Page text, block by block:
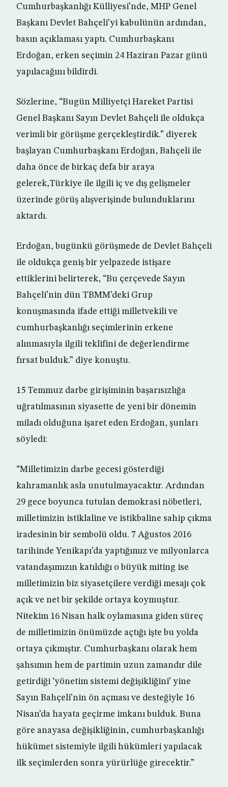
Cumhurbaşkanlığı Külliyesi’nde, MHP Genel
Başkanı Devlet Bahçeli’yi kabulünün ardından,
basın açıklaması yaptı. Cumhurbaşkanı
Erdoğan, erken seçimin 24 Haziran Pazar günü
yapılacağını bildirdi.
Sözlerine, “Bugün Milliyetçi Hareket Partisi
Genel Başkanı Sayın Devlet Bahçeli ile oldukça
verimli bir görüşme gerçekleştirdik.” diyerek
başlayan Cumhurbaşkanı Erdoğan, Bahçeli ile
daha önce de birkaç defa bir araya
gelerek,Türkiye ile ilgili iç ve dış gelişmeler
üzerinde görüş alışverişinde bulunduklarını
aktardı.
Erdoğan, bugünkü görüşmede de Devlet Bahçeli
ile oldukça geniş bir yelpazede istişare
ettiklerini belirterek, “Bu çerçevede Sayın
Bahçeli’nin dün TBMM’deki Grup
konuşmasında ifade ettiği milletvekili ve
cumhurbaşkanlığı seçimlerinin erkene
alınmasıyla ilgili teklifini de değerlendirme
fırsat bulduk.” diye konuştu.
15 Temmuz darbe girişiminin başarısızlığa
uğratılmasının siyasette de yeni bir dönemin
miladı olduğuna işaret eden Erdoğan, şunları
söyledi:
“Milletimizin darbe gecesi gösterdiği
kahramanlık asla unutulmayacaktır. Ardından
29 gece boyunca tutulan demokrasi nöbetleri,
milletimizin istiklaline ve istikbaline sahip çıkma
iradesinin bir sembolü oldu. 7 Ağustos 2016
tarihinde Yenikapı’da yaptığımız ve milyonlarca
vatandaşımızın katıldığı o büyük miting ise
milletimizin biz siyasetçilere verdiği mesajı çok
açık ve net bir şekilde ortaya koymuştur.
Nitekim 16 Nisan halk oylamasına giden süreç
de milletimizin önümüzde açtığı işte bu yolda
ortaya çıkmıştır. Cumhurbaşkanı olarak hem
şahsımın hem de partimin uzun zamandır dile
getirdiği ‘yönetim sistemi değişikliğini’ yine
Sayın Bahçeli’nin ön açması ve desteğiyle 16
Nisan’da hayata geçirme imkanı bulduk. Buna
göre anayasa değişikliğinin, cumhurbaşkanlığı
hükümet sistemiyle ilgili hükümleri yapılacak
ilk seçimlerden sonra yürürlüğe girecektir.”